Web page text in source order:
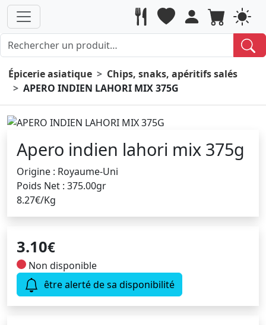
Épicerie asiatique
Chips, snaks, apéritifs salés
APERO INDIEN LAHORI MIX 375G
Apero indien lahori mix 375g
Origine : Royaume-Uni
Poids Net : 375.00gr
8.27€/Kg
3.10€
Non disponible
être alerté de sa disponibilité